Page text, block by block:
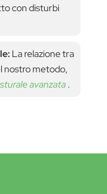
con disturbi
La relazione tra
nostro metodo,
avanzata .